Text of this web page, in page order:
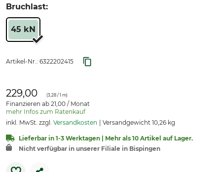
Bruchlast:
45 kN
Artikel-Nr.: 6322202415
229,00 (3,28 / 1 m)
Finanzieren ab 21,00 / Monat
mehr Infos zum Ratenkauf
inkl. MwSt. zzgl. Versandkosten Versandgewicht 10,26 kg
Lieferbar in 1-3 Werktagen | Mehr als 10 Artikel auf Lager.
Nicht verfügbar in unserer Filiale in Bispingen